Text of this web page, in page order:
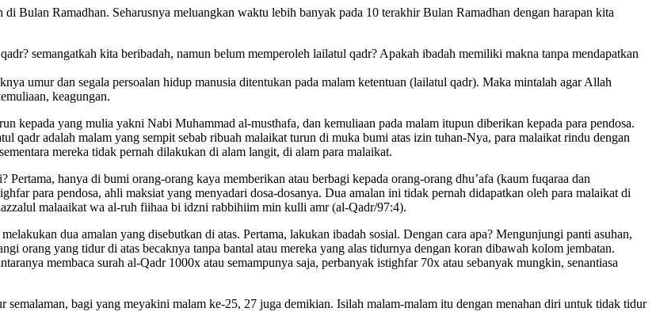
Bulan Ramadhan. Seharusnya meluangkan waktu lebih banyak pada 10 terakhir Bulan Ramadhan dengan harapan kita
semangatkah kita beribadah, namun belum memperoleh lailatul qadr? Apakah ibadah memiliki makna tanpa mendapatkan
umur dan segala persoalan hidup manusia ditentukan pada malam ketentuan (lailatul qadr). Maka mintalah agar Allah
keagungan.
kepada yang mulia yakni Nabi Muhammad al-musthafa, dan kemuliaan pada malam itupun diberikan kepada para pendosa.
qadr adalah malam yang sempit sebab ribuah malaikat turun di muka bumi atas izin tuhan-Nya, para malaikat rindu dengan
mereka tidak pernah dilakukan di alam langit, di alam para malaikat.
hanya di bumi orang-orang kaya memberikan atau berbagi kepada orang-orang dhu’afa (kaum fuqaraa dan
para pendosa, ahli maksiat yang menyadari dosa-dosanya. Dua amalan ini tidak pernah didapatkan oleh para malaikat di
malaaikat wa al-ruh fiihaa bi idzni rabbihiim min kulli amr (al-Qadr/97:4).
dua amalan yang disebutkan di atas. Pertama, lakukan ibadah sosial. Dengan cara apa? Mengunjungi panti asuhan,
orang yang tidur di atas becaknya tanpa bantal atau mereka yang alas tidurnya dengan koran dibawah kolom jembatan.
membaca surah al-Qadr 1000x atau semampunya saja, perbanyak istighfar 70x atau sebanyak mungkin, senantiasa
bagi yang meyakini malam ke-25, 27 juga demikian. Isilah malam-malam itu dengan menahan diri untuk tidak tidur